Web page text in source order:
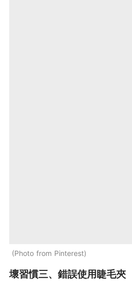
Photo from Pinterest
壞習慣三、錯誤使用睫毛夾